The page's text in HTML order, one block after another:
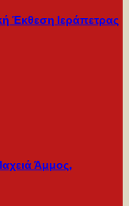
Έκθεση Ιεράπετρας
Άμμος,